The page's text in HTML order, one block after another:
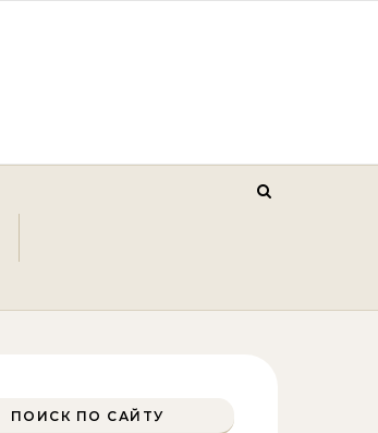
ПОИСК ПО САЙТУ